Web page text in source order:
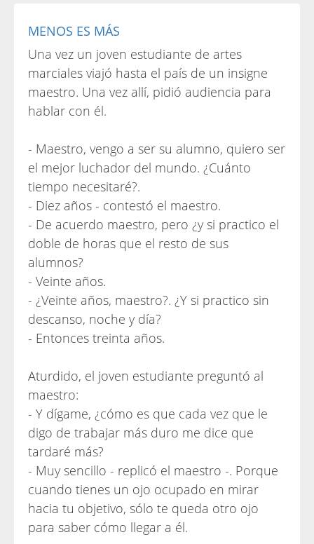
MENOS ES MÁS
Una vez un joven estudiante de artes
marciales viajó hasta el país de un insigne
maestro. Una vez allí, pidió audiencia para
hablar con él.
- Maestro, vengo a ser su alumno, quiero ser
el mejor luchador del mundo. ¿Cuánto
tiempo necesitaré?.
- Diez años - contestó el maestro.
- De acuerdo maestro, pero ¿y si practico el
doble de horas que el resto de sus
alumnos?
- Veinte años.
- ¿Veinte años, maestro?. ¿Y si practico sin
descanso, noche y día?
- Entonces treinta años.
Aturdido, el joven estudiante preguntó al
maestro:
- Y dígame, ¿cómo es que cada vez que le
digo de trabajar más duro me dice que
tardaré más?
- Muy sencillo - replicó el maestro -. Porque
cuando tienes un ojo ocupado en mirar
hacia tu objetivo, sólo te queda otro ojo
para saber cómo llegar a él.